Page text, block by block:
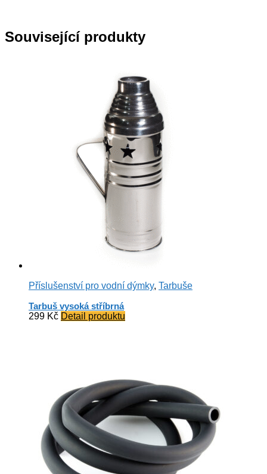
Související produkty
Příslušenství pro vodní dýmky, Tarbuše
Tarbuš vysoká stříbrná
299 Kč Detail produktu